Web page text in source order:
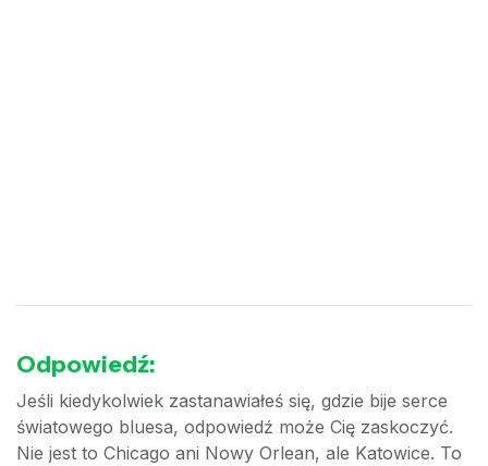
Odpowiedź:
Jeśli kiedykolwiek zastanawiałeś się, gdzie bije serce
światowego bluesa, odpowiedź może Cię zaskoczyć.
Nie jest to Chicago ani Nowy Orlean, ale Katowice. To